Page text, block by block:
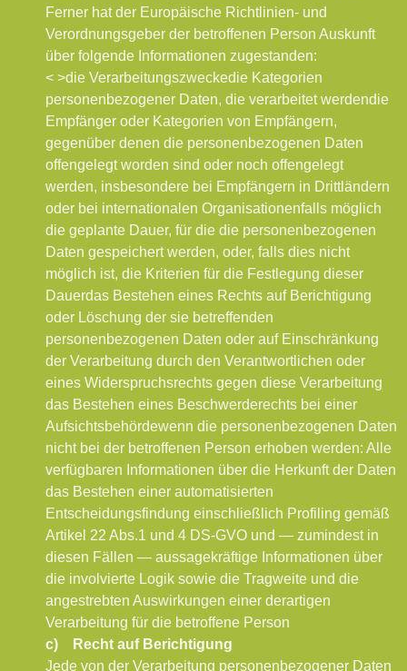
Ferner hat der Europäische Richtlinien- und
Verordnungsgeber der betroffenen Person Auskunft
über folgende Informationen zugestanden:
< >die Verarbeitungszweckedie Kategorien
personenbezogener Daten, die verarbeitet werdendie
Empfänger oder Kategorien von Empfängern,
gegenüber denen die personenbezogenen Daten
offengelegt worden sind oder noch offengelegt
werden, insbesondere bei Empfängern in Drittländern
oder bei internationalen Organisationenfalls möglich
die geplante Dauer, für die die personenbezogenen
Daten gespeichert werden, oder, falls dies nicht
möglich ist, die Kriterien für die Festlegung dieser
Dauerdas Bestehen eines Rechts auf Berichtigung
oder Löschung der sie betreffenden
personenbezogenen Daten oder auf Einschränkung
der Verarbeitung durch den Verantwortlichen oder
eines Widerspruchsrechts gegen diese Verarbeitung
das Bestehen eines Beschwerderechts bei einer
Aufsichtsbehördewenn die personenbezogenen Daten
nicht bei der betroffenen Person erhoben werden: Alle
verfügbaren Informationen über die Herkunft der Daten
das Bestehen einer automatisierten
Entscheidungsfindung einschließlich Profiling gemäß
Artikel 22 Abs.1 und 4 DS-GVO und — zumindest in
diesen Fällen — aussagekräftige Informationen über
die involvierte Logik sowie die Tragweite und die
angestrebten Auswirkungen einer derartigen
Verarbeitung für die betroffene Person
c) Recht auf Berichtigung
Jede von der Verarbeitung personenbezogener Daten